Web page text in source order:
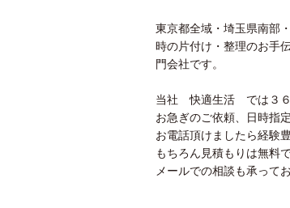
東京都全域・埼玉県南部
時の片付け・整理のお手
門会社です。
当社 快適生活 では３６
お急ぎのご依頼、日時指
お電話頂けましたら経験
もちろん見積もりは無料で
メールでの相談も承って